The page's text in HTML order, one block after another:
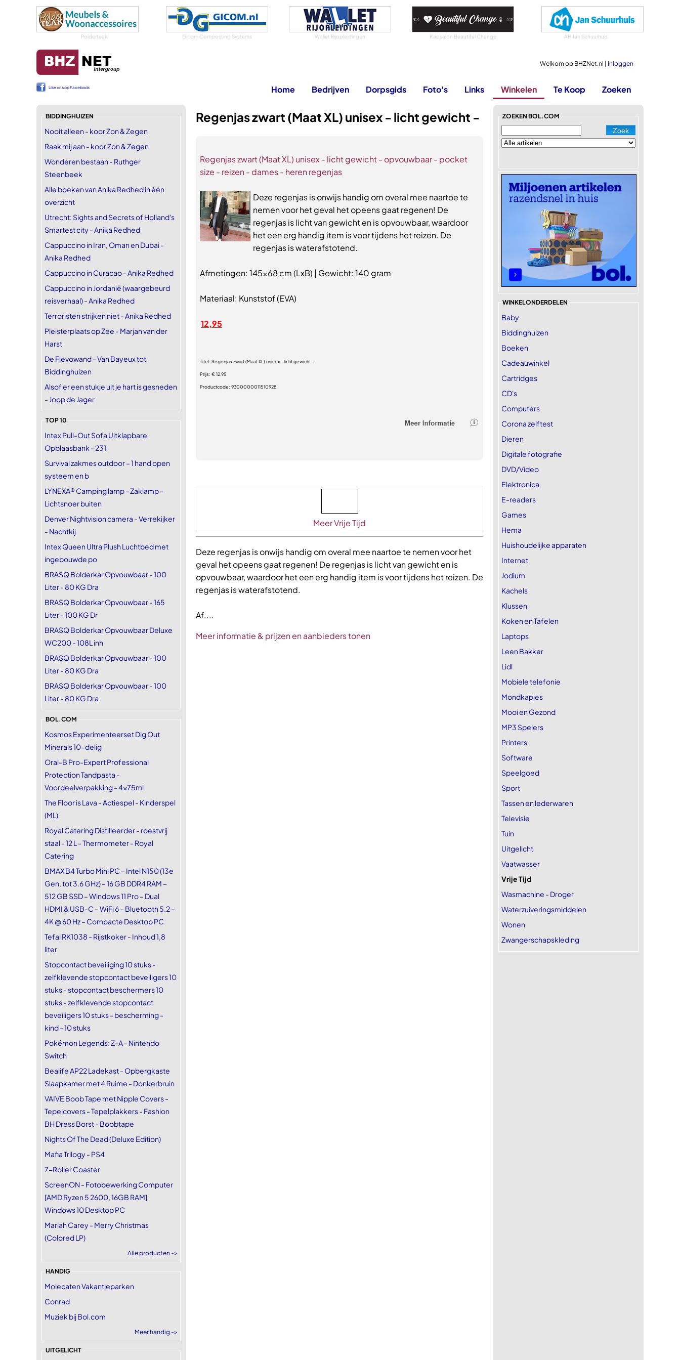
Polderteak Gicom Composting Systems Wallet Rijopleidingen Kapsalon Beautiful Change AH Jan Schuurhuis
Welkom op BHZNet.nl | Inloggen
Like ons op Facebook Home Bedrijven Dorpsgids Foto's Links Winkelen Te Koop Zoeken
BIDDINGHUIZEN
Nooit alleen - koor Zon & Zegen
Raak mij aan - koor Zon & Zegen
Wonderen bestaan - Ruthger
Steenbeek
Alle boeken van Anika Redhed in één
overzicht
Utrecht: Sights and Secrets of Holland's
Smartest city - Anika Redhed
Cappuccino in Iran, Oman en Dubai -
Anika Redhed
Cappuccino in Curacao - Anika Redhed
Cappuccino in Jordanië (waargebeurd
reisverhaal) - Anika Redhed
Terroristen strijken niet - Anika Redhed
Pleisterplaats op Zee - Marjan van der
Harst
De Flevowand - Van Bayeux tot
Biddinghuizen
Alsof er een stukje uit je hart is gesneden
- Joop de Jager
TOP 10
Intex Pull-Out Sofa Uitklapbare
Opblaasbank - 231
Survival zakmes outdoor – 1 hand open
systeem en b
LYNEXA® Camping lamp - Zaklamp -
Lichtsnoer buiten
Denver Nightvision camera - Verrekijker
- Nachtkij
Intex Queen Ultra Plush Luchtbed met
ingebouwde po
BRASQ Bolderkar Opvouwbaar - 100
Liter - 80 KG Dra
BRASQ Bolderkar Opvouwbaar - 165
Liter - 100 KG Dr
BRASQ Bolderkar Opvouwbaar Deluxe
WC200 - 108L inh
BRASQ Bolderkar Opvouwbaar - 100
Liter - 80 KG Dra
BRASQ Bolderkar Opvouwbaar - 100
Liter - 80 KG Dra
BOL.COM
Kosmos Experimenteerset Dig Out
Minerals 10-delig
Oral-B Pro-Expert Professional
Protection Tandpasta -
Voordeelverpakking - 4x75ml
The Floor is Lava - Actiespel - Kinderspel
(ML)
Royal Catering Distilleerder - roestvrij
staal - 12 L - Thermometer - Royal
Catering
BMAX B4 Turbo Mini PC – Intel N150 (13e
Gen, tot 3.6 GHz) – 16 GB DDR4 RAM –
512 GB SSD – Windows 11 Pro – Dual
HDMI & USB-C – WiFi 6 – Bluetooth 5.2 –
4K @ 60 Hz – Compacte Desktop PC
Tefal RK1038 - Rijstkoker - Inhoud 1,8
liter
Stopcontact beveiliging 10 stuks -
zelfklevende stopcontact beveiligers 10
stuks - stopcontact beschermers 10
stuks - zelfklevende stopcontact
beveiligers 10 stuks - bescherming -
kind - 10 stuks
Pokémon Legends: Z-A - Nintendo
Switch
Bealife AP22 Ladekast - Opbergkaste
Slaapkamer met 4 Ruime - Donkerbruin
VAIVE Boob Tape met Nipple Covers -
Tepelcovers - Tepelplakkers - Fashion
BH Dress Borst - Boobtape
Nights Of The Dead (Deluxe Edition)
Mafia Trilogy - PS4
7-Roller Coaster
ScreenON - Fotobewerking Computer
[AMD Ryzen 5 2600, 16GB RAM]
Windows 10 Desktop PC
Mariah Carey - Merry Christmas
(Colored LP)
Alle producten ->
HANDIG
Molecaten Vakantieparken
Conrad
Muziek bij Bol.com
Meer handig ->
UITGELICHT
Regenjas zwart (Maat XL) unisex - licht gewicht -
Regenjas zwart (Maat XL) unisex - licht gewicht - opvouwbaar - pocket
size - reizen - dames - heren regenjas
Deze regenjas is onwijs handig om overal mee naartoe te
nemen voor het geval het opeens gaat regenen! De
regenjas is licht van gewicht en is opvouwbaar, waardoor
het een erg handig item is voor tijdens het reizen. De
regenjas is waterafstotend.
Afmetingen: 145x68 cm (LxB) | Gewicht: 140 gram
Materiaal: Kunststof (EVA)
12,95
Titel: Regenjas zwart (Maat XL) unisex - licht gewicht -
Prijs: € 12,95
Productcode: 9300000011510928
Meer Vrije Tijd
Deze regenjas is onwijs handig om overal mee naartoe te nemen voor het
geval het opeens gaat regenen! De regenjas is licht van gewicht en is
opvouwbaar, waardoor het een erg handig item is voor tijdens het reizen. De
regenjas is waterafstotend.
Af....
Meer informatie & prijzen en aanbieders tonen
ZOEKEN BOL.COM
WINKELONDERDELEN
Baby
Biddinghuizen
Boeken
Cadeauwinkel
Cartridges
CD's
Computers
Corona zelftest
Dieren
Digitale fotografie
DVD/Video
Elektronica
E-readers
Games
Hema
Huishoudelijke apparaten
Internet
Jodium
Kachels
Klussen
Koken en Tafelen
Laptops
Leen Bakker
Lidl
Mobiele telefonie
Mondkapjes
Mooi en Gezond
MP3 Spelers
Printers
Software
Speelgoed
Sport
Tassen en lederwaren
Televisie
Tuin
Uitgelicht
Vaatwasser
Vrije Tijd
Wasmachine - Droger
Waterzuiveringsmiddelen
Wonen
Zwangerschapskleding